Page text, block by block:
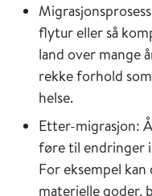
flytur eller så
land over mange
rekke forhold
helse.
Etter-migrasjon:
føre til endringer
For eksempel
materielle goder,